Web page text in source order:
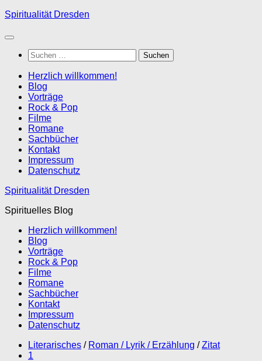
Zum
springen
Spiritualität Dresden
Suchen
nach:
Herzlich willkommen!
Blog
Vorträge
Rock & Pop
Filme
Romane
Sachbücher
Kontakt
Impressum
Datenschutz
Spiritualität Dresden
Spirituelles Blog
Herzlich willkommen!
Blog
Vorträge
Rock & Pop
Filme
Romane
Sachbücher
Kontakt
Impressum
Datenschutz
Literarisches / Roman / Lyrik / Erzählung / Zitat
1